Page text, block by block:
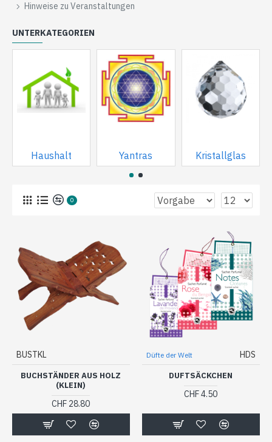
Hinweise zu Veranstaltungen
UNTERKATEGORIEN
Haushalt Yantras Kristallglas
0
BUSTKL
BUCHSTÄNDER AUS HOLZ
(KLEIN)
CHF 28.80
Düfte der Welt HDS
DUFTSÄCKCHEN
CHF 4.50